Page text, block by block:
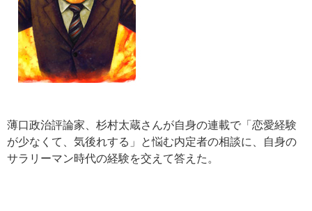
薄口政治評論家、杉村太蔵さんが自身の連載で「恋愛経験
が少なくて、気後れする」と悩む内定者の相談に、自身の
サラリーマン時代の経験を交えて答えた。